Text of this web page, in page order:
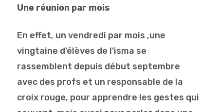
Une réunion par mois
En effet, un vendredi par mois ,une
vingtaine d’élèves de l’isma se
rassemblent depuis début septembre
avec des profs et un responsable de la
croix rouge, pour apprendre les gestes qui